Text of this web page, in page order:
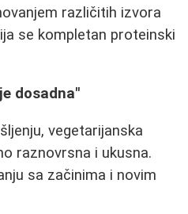
različitih izvora
se kompletan proteinski
dosadna"
vegetarijanska
raznovrsna i ukusna.
sa začinima i novim